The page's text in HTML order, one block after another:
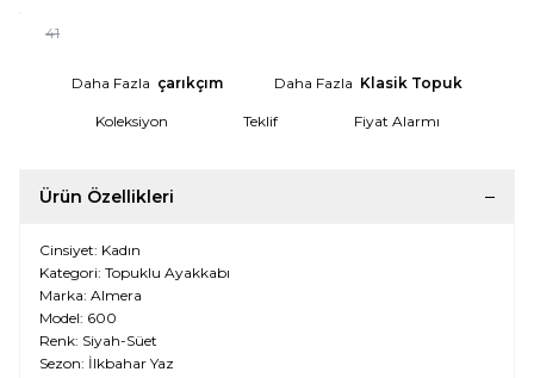
41
Daha Fazla çarıkçım Daha Fazla Klasik Topuk
Koleksiyon Teklif Fiyat Alarmı
Ürün Özellikleri
Cinsiyet: Kadın
Kategori: Topuklu Ayakkabı
Marka: Almera
Model: 600
Renk: Siyah-Süet
Sezon: İlkbahar Yaz